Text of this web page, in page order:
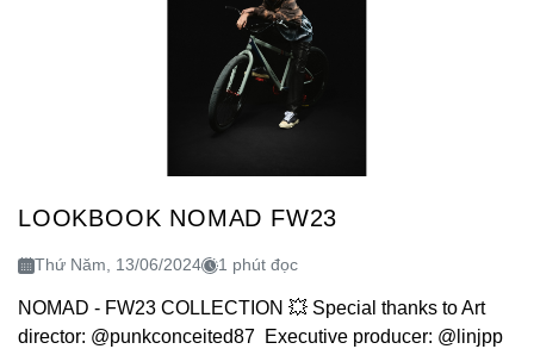
LOOKBOOK NOMAD FW23
Thứ Năm, 13/06/2024 1 phút đọc
NOMAD - FW23 COLLECTION 💥 Special thanks to Art
director: @punkconceited87 Executive producer: @linjpp